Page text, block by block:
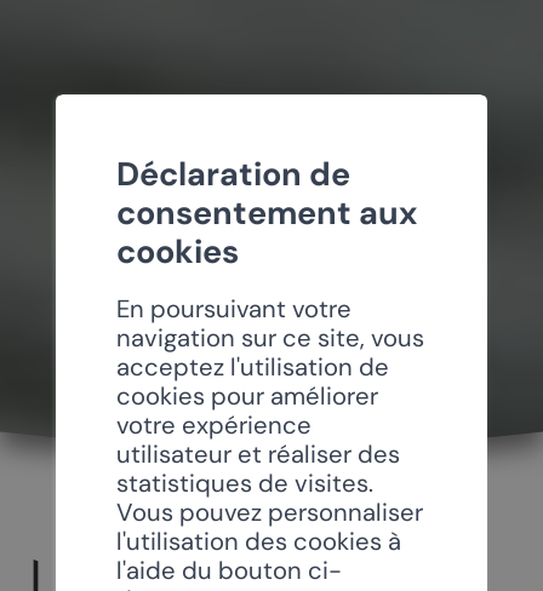
Déclaration de
consentement aux
cookies
En poursuivant votre
navigation sur ce site, vous
acceptez l'utilisation de
cookies pour améliorer
votre expérience
utilisateur et réaliser des
statistiques de visites.
Vous pouvez personnaliser
l'utilisation des cookies à
l'aide du bouton ci-